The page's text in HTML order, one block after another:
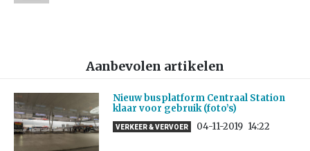
Aanbevolen artikelen
Nieuw busplatform Centraal Station
klaar voor gebruik (foto’s)
VERKEER & VERVOER 04-11-2019 14:22